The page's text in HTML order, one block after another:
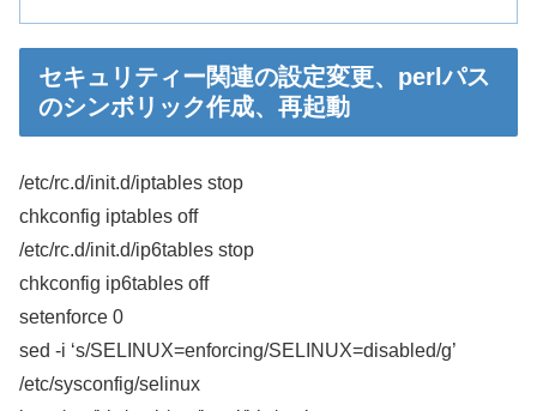
セキュリティー関連の設定変更、perlパス
のシンボリック作成、再起動
/etc/rc.d/init.d/iptables stop
chkconfig iptables off
/etc/rc.d/init.d/ip6tables stop
chkconfig ip6tables off
setenforce 0
sed -i ‘s/SELINUX=enforcing/SELINUX=disabled/g’
/etc/sysconfig/selinux